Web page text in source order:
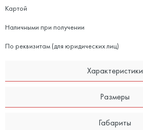
Картой
Наличными при получении
По реквизитам (для юридических лиц)
Характеристики
Размеры
Габариты